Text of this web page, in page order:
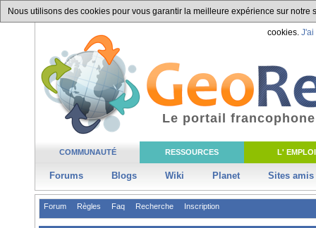
Nous utilisons des cookies pour vous garantir la meilleure expérience sur
cookies. J'ai
COMMUNAUTÉ RESSOURCES L' EMPLOI
Forums Blogs Wiki Planet Sites amis
Le portail
Forum Règles Faq Recherche Inscription